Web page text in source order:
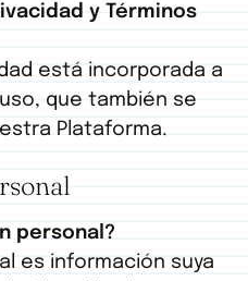
y Términos
está incorporada a
que también se
Plataforma.
personal?
es información suya